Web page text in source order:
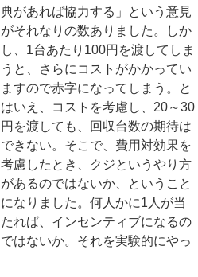
典があれば協力する」という意見
がそれなりの数ありました。しか
し、1台あたり100円を渡してしま
うと、さらにコストがかかってい
ますので赤字になってしまう。と
はいえ、コストを考慮し、20～30
円を渡しても、回収台数の期待は
できない。そこで、費用対効果を
考慮したとき、クジというやり方
があるのではないか、ということ
になりました。何人かに1人が当
たれば、インセンティブになるの
ではないか。それを実験的にやっ